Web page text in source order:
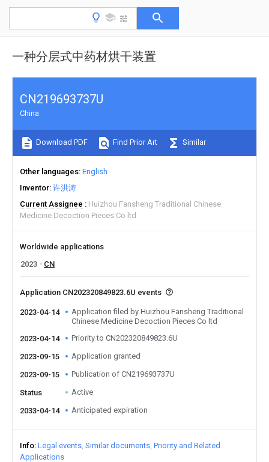
一种分层式中药材烘干装置
CN219693737U
China
Download PDF Find Prior Art Similar
Other languages English
Inventor 许洪涛
Current Assignee
Huizhou Fansheng Traditional Chinese
Medicine Decoction Pieces Co ltd
Worldwide applications
2023
CN
Application CN202320849823.6U events
2023-04-14
Application filed by Huizhou Fansheng Traditional
Chinese Medicine Decoction Pieces Co ltd
2023-04-14
Priority to CN202320849823.6U
2023-09-15 Application granted
2023-09-15 Publication of CN219693737U
Status Active
2033-04-14 Anticipated expiration
Info Legal events Similar documents Priority and Related
Applications